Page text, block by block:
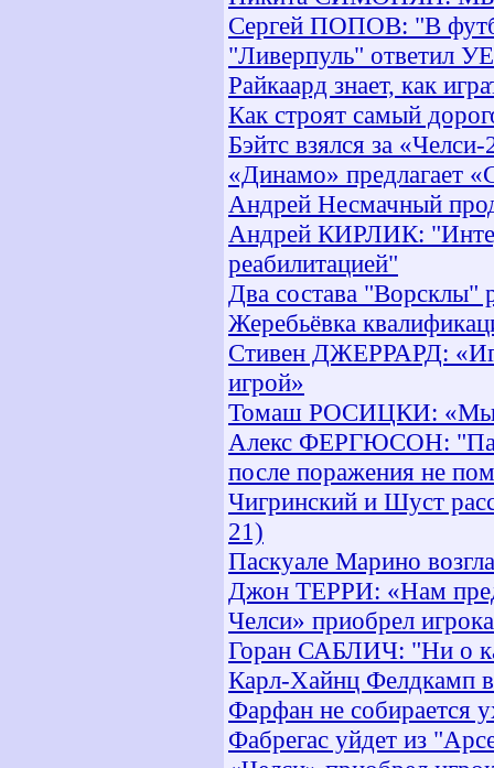
Сергей ПОПОВ: "В
"Ливерпуль" ответил
Райкаард знает, как
Как строят самый
Бэйтс взялся за «Челси-
«Динамо» предлагает
Андрей Несмачный
Андрей КИРЛИК:
реабилитацией"
Два состава "Ворсклы"
Жеребьёвка
Стивен ДЖЕРРАРД:
игрой»
Томаш РОСИЦКИ: «Мы
Алекс ФЕРГЮСОН:
после поражения не
Чигринский и Шуст
21)
Паскуале Марино
Джон ТЕРРИ: «Нам
Челси» приобрел
Горан САБЛИЧ: "Ни о
Карл-Хайнц Фелдкамп
Фарфан не собирается
Фабрегас уйдет из